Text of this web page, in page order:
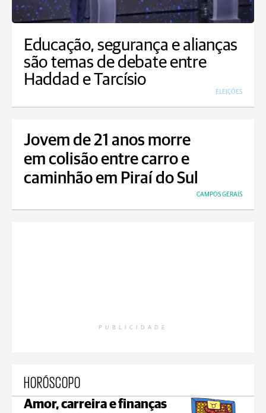
Educação, segurança e alianças
são temas de debate entre
Haddad e Tarcísio
ELEIÇÕES
Jovem de 21 anos morre
em colisão entre carro e
caminhão em Piraí do Sul
CAMPOS GERAIS
PUBLICIDADE
HORÓSCOPO
Amor, carreira e finanças